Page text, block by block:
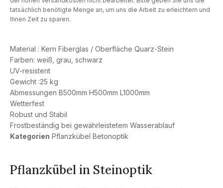
Material : Kern Fiberglas / Oberfläche Quarz-Stein
Farben: weiß, grau, schwarz
UV-resistent
Gewicht :25 kg
Abmessungen B500mm H500mm L1000mm
Wetterfest
Robust und Stabil
Frostbeständig bei gewährleistetem Wasserablauf
Kategorien Pflanzkübel Betonoptik
Pflanzkübel in Steinoptik
tatsächlich benötigte Menge an, um uns die Arbeit zu erleichtern und
Ihnen Zeit zu sparen.